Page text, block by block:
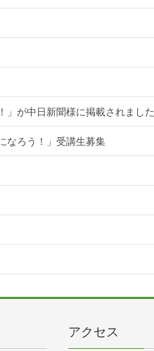
」が中日新聞様に掲載されました
なろう！」受講生募集
アクセス